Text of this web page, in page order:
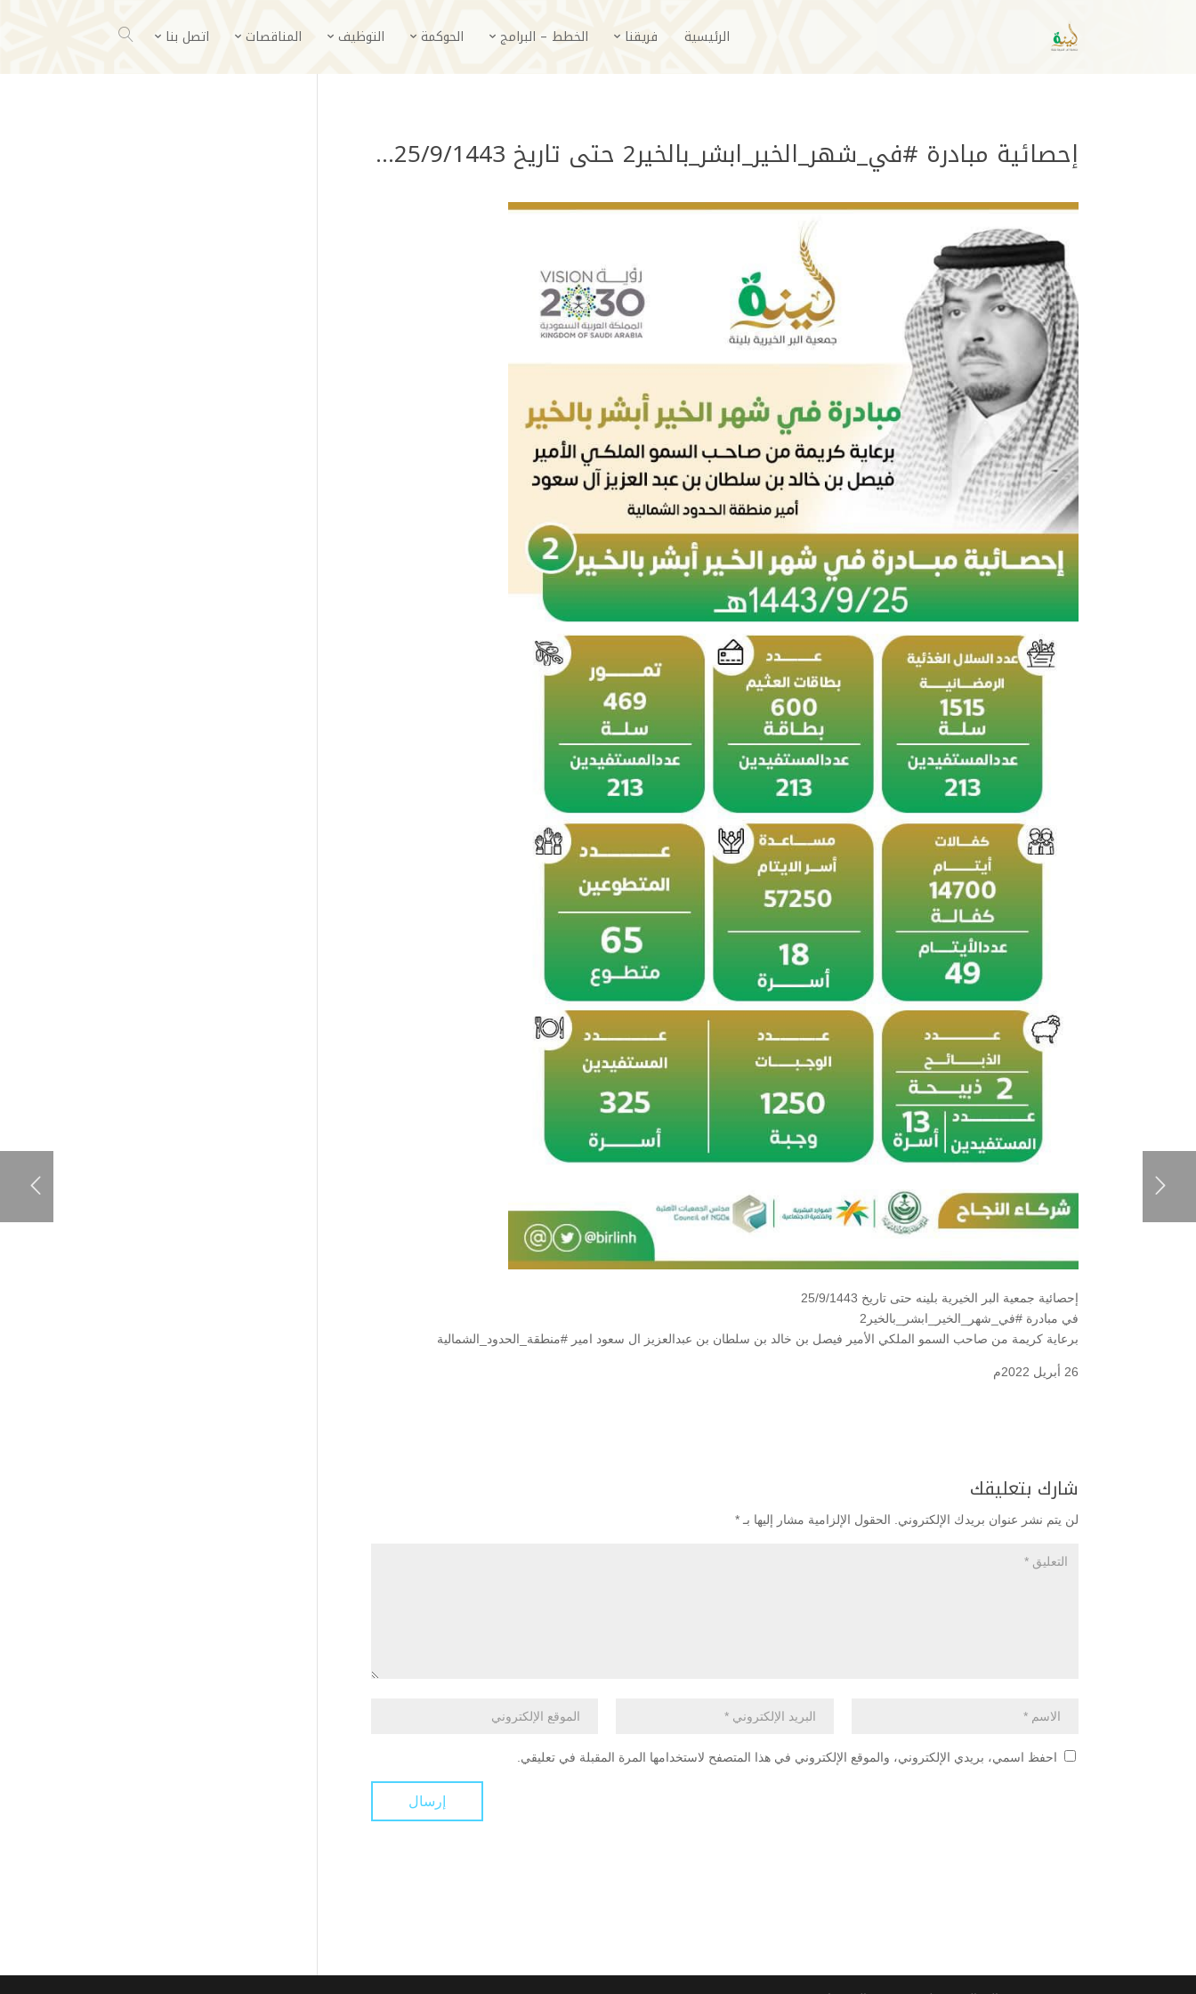
الرئيسية فريقنا الخطط – البرامج الحوكمة التوظيف المناقصات اتصل بنا
إحصائية مبادرة #في_شهر_الخير_ابشر_بالخير2 حتى تاريخ 25/9/1443…
إحصائية جمعية البر الخيرية بلينه حتى تاريخ 25/9/1443
في مبادرة #في_شهر_الخير_ابشر_بالخير2
برعاية كريمة من صاحب السمو الملكي الأمير فيصل بن خالد بن سلطان بن عبدالعزيز ال سعود امير #منطقة_الحدود_الشمالية
26 أبريل 2022م
شارك بتعليقك
لن يتم نشر عنوان بريدك الإلكتروني. الحقول الإلزامية مشار إليها بـ *
احفظ اسمي، بريدي الإلكتروني، والموقع الإلكتروني في هذا المتصفح لاستخدامها المرة المقبلة في تعليقي.